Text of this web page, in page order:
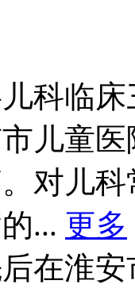
科临
儿童
对儿
... 更多
在淮